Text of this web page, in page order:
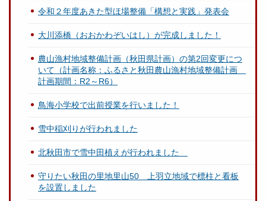
令和２年度あきた型ほ場整備「構想と実践」発表会
大川添橋（おおかわぞいはし）が完成しました！
農山漁村地域整備計画（秋田県計画）の第2回変更につ
いて（計画名称：ふるさと秋田農山漁村地域整備計画
計画期間：R2～R6）
鳥海小学校で出前授業を行いました！
雪中稲刈りが行われました
北秋田市で雪中田植えが行われました
守りたい秋田の里地里山50 上羽立地域で標柱と看板
を設置しました